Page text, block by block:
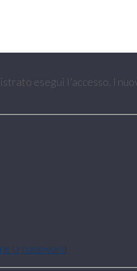
esegui l'accesso. I
la password